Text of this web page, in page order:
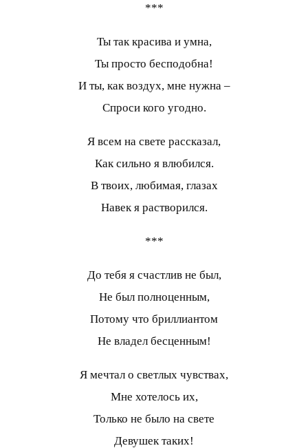
***
Ты так красива и умна,
Ты просто бесподобна!
И ты, как воздух, мне нужна –
Спроси кого угодно.
Я всем на свете рассказал,
Как сильно я влюбился.
В твоих, любимая, глазах
Навек я растворился.
***
До тебя я счастлив не был,
Не был полноценным,
Потому что бриллиантом
Не владел бесценным!
Я мечтал о светлых чувствах,
Мне хотелось их,
Только не было на свете
Девушек таких!